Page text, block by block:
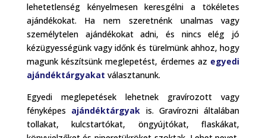
lehetetlenség kényelmesen keresgélni a tökéletes
ajándékokat. Ha nem szeretnénk unalmas vagy
személytelen ajándékokat adni, és nincs elég jó
kézügyességünk vagy időnk és türelmünk ahhoz, hogy
magunk készítsünk meglepetést, érdemes az egyedi
ajándéktárgyakat választanunk.
Egyedi meglepetések lehetnek gravírozott vagy
fényképes ajándéktárgyak is. Gravírozni általában
tollakat, kulcstartókat, öngyújtókat, flaskákat,